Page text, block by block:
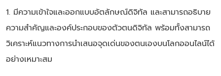
1. มีความเข้าใจและออกแบบอัตลักษณ์ดิจิทัล และสามารถอธิบาย
ความสำคัญและองค์ประกอบของตัวตนดิจิทัล พร้อมทั้งสามารถ
วิเคราะห์แนวทางการนำเสนอจุดเด่นของตนเองบนโลกออนไลน์ได้
อย่างเหมาะสม